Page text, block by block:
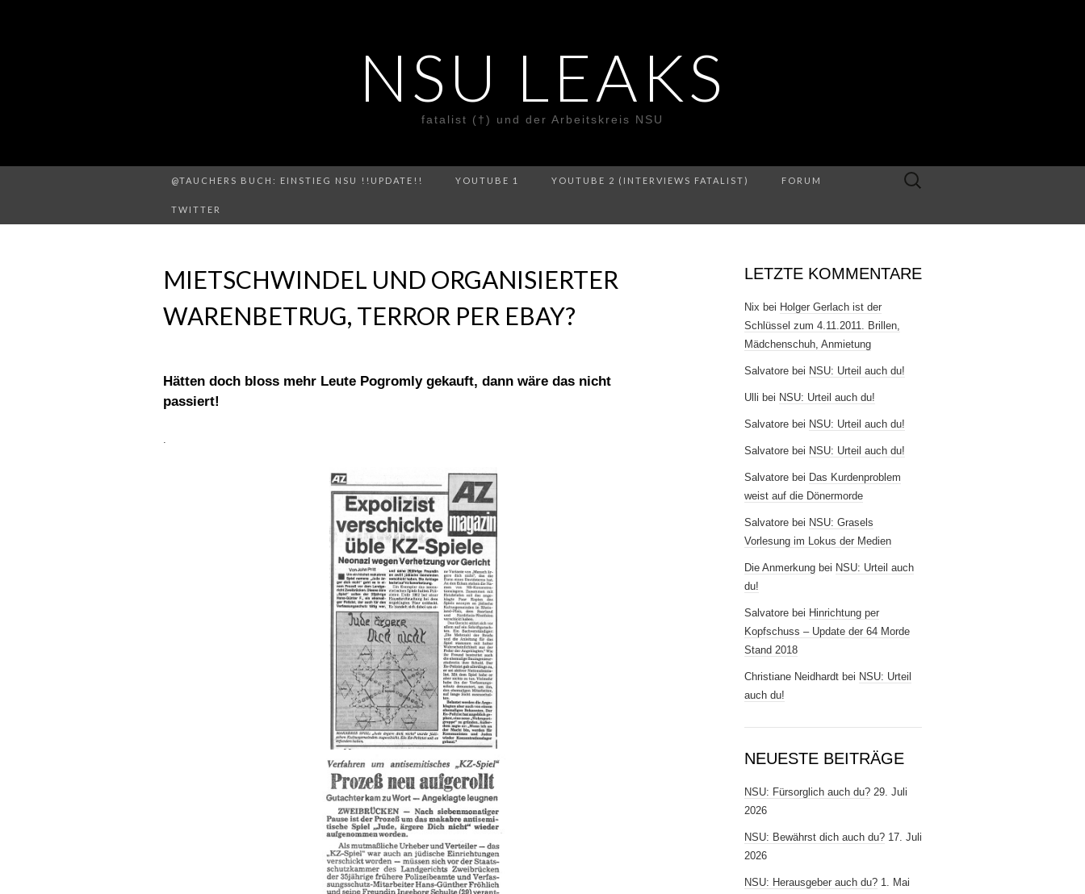
NSU LEAKS
fatalist (†) und der Arbeitskreis NSU
@TAUCHERS BUCH: EINSTIEG NSU !!UPDATE!! YOUTUBE 1 YOUTUBE 2 (INTERVIEWS FATALIST) FORUM
TWITTER
Suche
MIETSCHWINDEL UND ORGANISIERTER
WARENBETRUG, TERROR PER EBAY?
Hätten doch bloss mehr Leute Pogromly gekauft, dann wäre das nicht
passiert!
.
LETZTE KOMMENTARE
Nix bei Holger Gerlach ist der
Schlüssel zum 4.11.2011. Brillen,
Mädchenschuh, Anmietung
Salvatore bei NSU: Urteil auch du!
Ulli bei NSU: Urteil auch du!
Salvatore bei NSU: Urteil auch du!
Salvatore bei NSU: Urteil auch du!
Salvatore bei Das Kurdenproblem
weist auf die Dönermorde
Salvatore bei NSU: Grasels
Vorlesung im Lokus der Medien
Die Anmerkung bei NSU: Urteil auch
du!
Salvatore bei Hinrichtung per
Kopfschuss – Update der 64 Morde
Stand 2018
Christiane Neidhardt bei NSU: Urteil
auch du!
NEUESTE BEITRÄGE
NSU: Fürsorglich auch du? 29. Juli
2026
NSU: Bewährst dich auch du? 17. Juli
2026
NSU: Herausgeber auch du? 1. Mai